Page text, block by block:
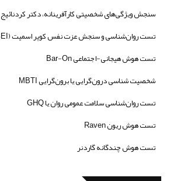
سنجش ویژگی‌های شخصیتی کارآفرینانه، دکتر کردنائیج
تست روان‌شناسی و سنجش عزت نفس کوپر اسمیت (CSEI)
تست هوش هیجانی-اجتماعی Bar-On
شخصیت شناسی درون‌گرایی یا برون‌گرایی MBTI
تست روان‌شناسی سلامت عمومی روان یا GHQ
تست هوش ریون Raven
تست هوش چندگانه گاردنر